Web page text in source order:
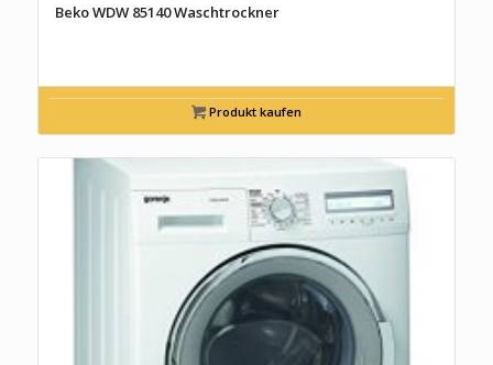
Beko WDW 85140 Waschtrockner
Produkt kaufen